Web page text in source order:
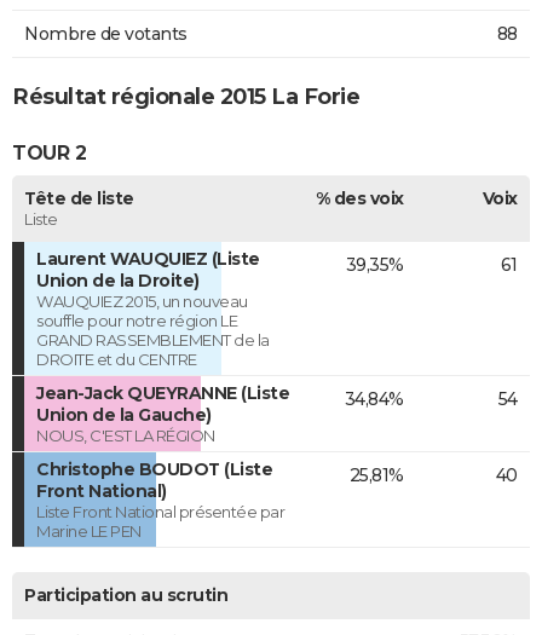
Nombre de votants 88
Résultat régionale 2015 La Forie
TOUR 2
Tête de liste
Liste
% des voix Voix
Laurent WAUQUIEZ (Liste
Union de la Droite)
WAUQUIEZ 2015, un nouveau
souffle pour notre région LE
GRAND RASSEMBLEMENT de la
DROITE et du CENTRE
39,35% 61
Jean-Jack QUEYRANNE (Liste
Union de la Gauche)
NOUS, C'EST LA RÉGION
34,84% 54
Christophe BOUDOT (Liste
Front National)
Liste Front National présentée par
Marine LE PEN
25,81% 40
Participation au scrutin